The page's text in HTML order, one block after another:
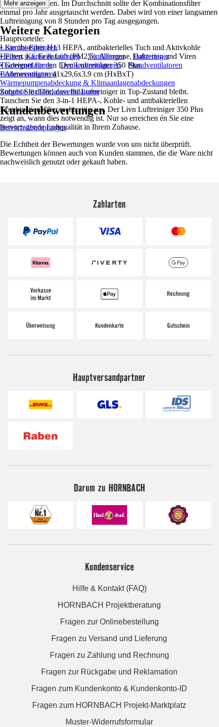
verwendet werden. Im Durchschnitt sollte der Kombinationsfilter
einmal pro Jahr ausgetauscht werden. Dabei wird von einer langsamen
Luftreinigung von 8 Stunden pro Tag ausgegangen.
Hauptvorteile:
• Kombi-Filter H13 HEPA, antibakterielles Tuch und Aktivkohle
• Filtert u.a. Feinstaub (PM2,5), Allergene, Bakterien und Viren
• Geeignet für den Livn Luftreiniger 350 Plus
• Abmessungen: 41x29,6x3,9 cm (HxBxT)
Sorgen Sie dafür, dass Ihr Luftreiniger in Top-Zustand bleibt.
Tauschen Sie den 3-in-1 HEPA-, Kohle- und antibakteriellen
Kombinationsfilter rechtzeitig aus. Der Livn Luftreiniger 350 Plus
zeigt an, wann dies notwendig ist. Nur so erreichen én Sie eine
hervorragende Luftqualität in Ihrem Zuhause.
Mehr anzeigen
Weitere Kategorien
Liste überspringen
Heizen, Klima & Lüftung
Ventilatoren
Luftreiniger
Tischventilatoren
Deckenventilatoren
Standventilatoren
Bodenventilatoren
Wärmepumpenabdeckung & Klimaanlagenabdeckungen
Zubehör für Deckenventilatoren
Kundenbewertungen
Bereich überspringen
Die Echtheit der Bewertungen wurde von uns nicht überprüft.
Bewertungen können auch von Kunden stammen, die die Ware nicht
nachweislich genutzt oder gekauft haben.
Zahlarten
Hauptversandpartner
Darum zu HORNBACH
Kundenservice
Hilfe & Kontakt (FAQ)
HORNBACH Projektberatung
Fragen zur Onlinebestellung
Fragen zu Versand und Lieferung
Fragen zu Zahlung und Rechnung
Fragen zur Rückgabe und Reklamation
Fragen zum Kundenkonto & Kundenkonto-ID
Fragen zum HORNBACH Projekt-Marktplatz
Muster-Widerrufsformular